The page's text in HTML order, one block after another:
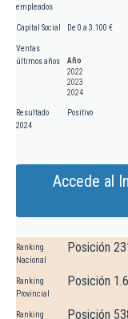
empleados
Capital Social De 0 a 3.100 €
Ventas
últimos años
Año
2022
2023
2024
Resultado
2024
Positivo
Accede al
Ranking
Nacional
Posición
Ranking
Provincial
Posición
Ranking
Posición